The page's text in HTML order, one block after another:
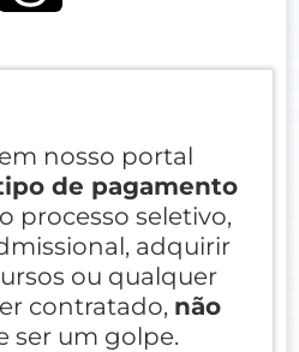
nosso portal
de pagamento
processo seletivo,
adquirir
ou qualquer
contratado, não
ser um golpe.